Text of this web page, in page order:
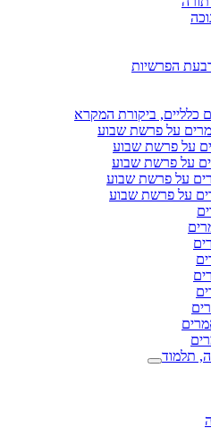
הפרשיות
כלליים, ביקורת המקרא
על פרשת שבוע
על פרשת שבוע
על פרשת שבוע
על פרשת שבוע
על פרשת שבוע
תלמוד